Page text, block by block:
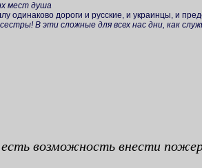
мест душа
одинаково дороги и русские, и украинцы, и
В эти сложные для всех нас дни, как
возможность внести